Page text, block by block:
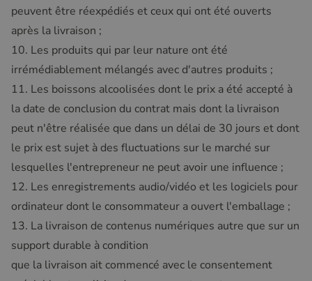
peuvent être réexpédiés et ceux qui ont été ouverts
après la livraison ;
10. Les produits qui par leur nature ont été
irrémédiablement mélangés avec d'autres produits ;
11. Les boissons alcoolisées dont le prix a été accepté à
la date de conclusion du contrat mais dont la livraison
peut n'être réalisée que dans un délai de 30 jours et dont
le prix est sujet à des fluctuations sur le marché sur
lesquelles l'entrepreneur ne peut avoir une influence ;
12. Les enregistrements audio/vidéo et les logiciels pour
ordinateur dont le consommateur a ouvert l'emballage ;
13. La livraison de contenus numériques autre que sur un
support durable à condition
que la livraison ait commencé avec le consentement